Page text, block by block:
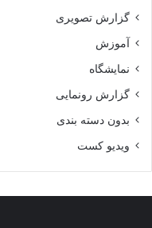
گزارش تصویری
آموزش
نمایشگاه
گزارش رونمایی
بدون دسته بندی
ویدیو کست